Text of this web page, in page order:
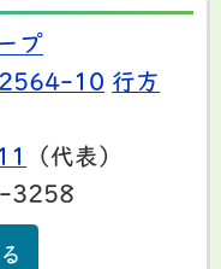
プ
2564-10 行方
（代表）
3258